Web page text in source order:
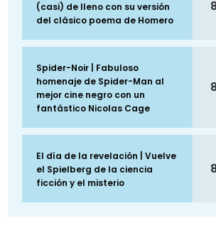
(casi) de lleno con su versión
del clásico poema de Homero
Spider-Noir | Fabuloso
homenaje de Spider-Man al
mejor cine negro con un
fantástico Nicolas Cage
El día de la revelación | Vuelve
el Spielberg de la ciencia
ficción y el misterio